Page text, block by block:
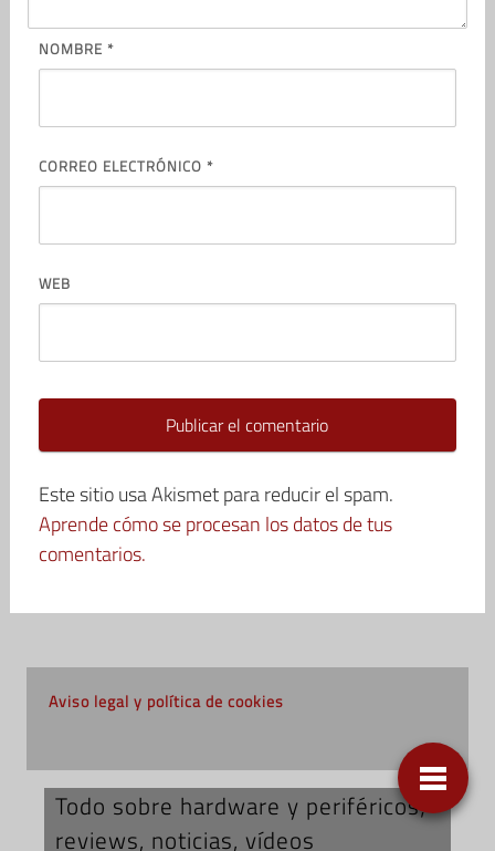
NOMBRE *
CORREO ELECTRÓNICO *
WEB
Este sitio usa Akismet para reducir el spam.
Aprende cómo se procesan los datos de tus
comentarios.
Aviso legal y política de cookies
Todo sobre hardware y periféricos;
reviews, noticias, vídeos